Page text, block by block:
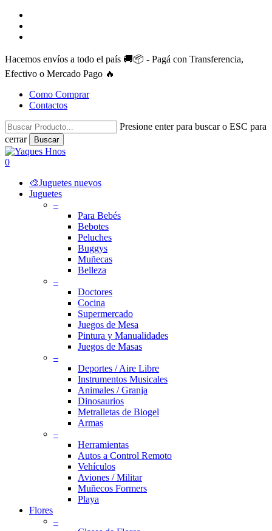
Skip
main
Hacemos envíos a todo el país 🚚📦 - Pagá con Transferencia,
Efectivo o Mercado Pago 🔥
Como Comprar
Contactos
Presione enter para buscar o ESC para
cerrar
Buscar
Close
Search
search
account
0
🎨Juguetes nuevos
Juguetes
–
Para Bebés
Bebotes
Peluches
Buggys
Muñecas
Belleza
–
Doctores
Cocina
Supermercado
Juegos de Mesa
Pintura y Manualidades
Juegos de Masas
–
Deportes / Aire Libre
Instrumentos Musicales
Animales / Granja
Dinosaurios
Metralletas de Biogel
Armas
–
Herramientas
Autos a Control Remoto
Vehículos
Aviones / Militar
Muñecos Formers
Playa
Flores
–